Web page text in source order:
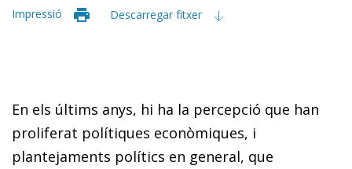
Impressió Descarregar fitxer
En els últims anys, hi ha la percepció que han
proliferat polítiques econòmiques, i
plantejaments polítics en general, que